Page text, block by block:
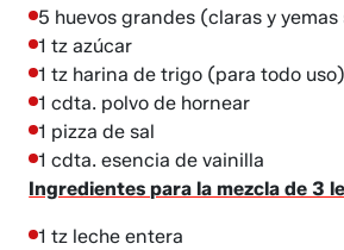
5 huevos grandes (claras y
1 tz azúcar
1 tz harina de trigo (para todo uso)
1 cdta. polvo de hornear
1 pizza de sal
1 cdta. esencia de vainilla
Ingredientes para la mezcla de 3
1 tz leche entera